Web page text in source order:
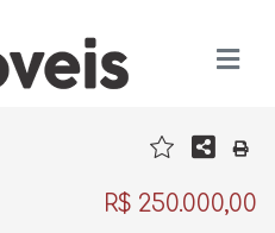
R$ 250.000,00